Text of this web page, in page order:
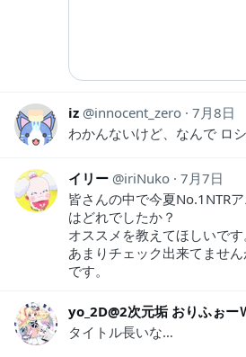
iz innocent_zero 7月8日
わかんないけど、なんで ロ
イリー iriNuko 7月7日
皆さんの中で今夏No.1NTR
はどれでしたか？
オススメを教えてほしいです
あまりチェック出来てませ
です。
タイトル長いな…